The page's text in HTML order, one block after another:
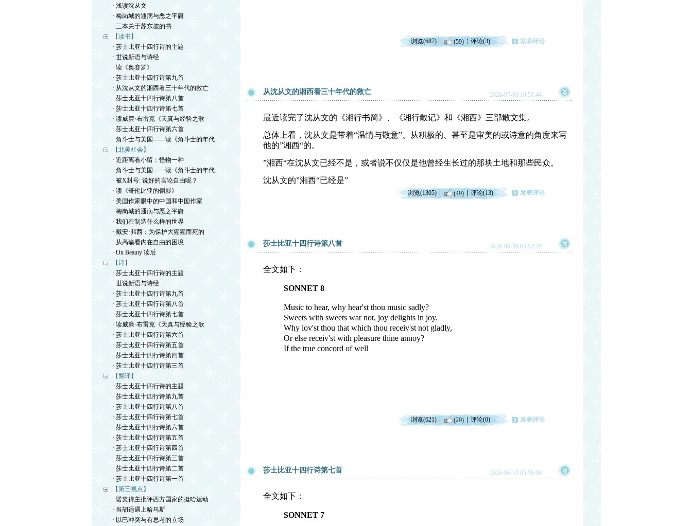
· 浅读沈从文
· 梅岗城的通病与恶之平庸
· 三本关于苏东坡的书
【读书】
· 莎士比亚十四行诗的主题
· 世说新语与诗经
· 读《奥赛罗》
· 莎士比亚十四行诗第九首
· 从沈从文的湘西看三十年代的救亡
· 莎士比亚十四行诗第八首
· 莎士比亚十四行诗第七首
· 读威廉·布雷克《天真与经验之歌
· 莎士比亚十四行诗第六首
· 角斗士与美国——读《角斗士的年代
【北美社会】
· 近距离看小留：怪物一种
· 角斗士与美国——读《角斗士的年代
· 被X封号: 说好的言论自由呢？
· 读《哥伦比亚的倒影》
· 美国作家眼中的中国和中国作家
· 梅岗城的通病与恶之平庸
· 我们在制造什么样的世界
· 戴安·弗西：为保护大猩猩而死的
· 从高瑜看内在自由的困境
· On Beauty 读后
【诗】
· 莎士比亚十四行诗的主题
· 世说新语与诗经
· 莎士比亚十四行诗第九首
· 莎士比亚十四行诗第八首
· 莎士比亚十四行诗第七首
· 读威廉·布雷克《天真与经验之歌
· 莎士比亚十四行诗第六首
· 莎士比亚十四行诗第五首
· 莎士比亚十四行诗第四首
· 莎士比亚十四行诗第三首
【翻译】
· 莎士比亚十四行诗的主题
· 莎士比亚十四行诗第九首
· 莎士比亚十四行诗第八首
· 莎士比亚十四行诗第七首
· 莎士比亚十四行诗第六首
· 莎士比亚十四行诗第五首
· 莎士比亚十四行诗第四首
· 莎士比亚十四行诗第三首
· 莎士比亚十四行诗第二首
· 莎士比亚十四行诗第一首
【第三视点】
· 诺奖得主批评西方国家的挺哈运动
· 当胡适遇上哈马斯
· 以巴冲突与有思考的立场
浏览(687) (59) 评论(3) 发表评论
从沈从文的湘西看三十年代的救亡 2026-07-03 10:51:44
最近读完了沈从文的《湘行书简》、《湘行散记》和《湘西》三部散文集。
总体上看，沈从文是带着“温情与敬意”、从积极的、甚至是审美的或诗意的角度来写
他的”湘西“的。
”湘西“在沈从文已经不是，或者说不仅仅是他曾经生长过的那块土地和那些民众。
沈从文的”湘西“已经是”
浏览(1305) (49) 评论(13) 发表评论
莎士比亚十四行诗第八首 2026-06-26 05:54:29
全文如下：
SONNET 8
Music to hear, why hear'st thou music sadly?
Sweets with sweets war not, joy delights in joy.
Why lov'st thou that which thou receiv'st not gladly,
Or else receiv'st with pleasure thine annoy?
If the true concord of well
浏览(621) (29) 评论(0) 发表评论
莎士比亚十四行诗第七首 2026-06-12 05:56:06
全文如下：
SONNET 7